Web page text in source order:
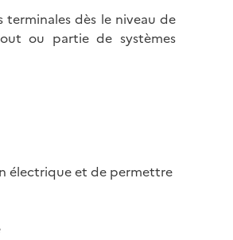
dès le niveau de
ou partie de systèmes
électrique et de permettre